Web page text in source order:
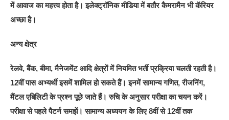
में आवाज का महत्त्व होता है। इलेक्ट्रॉनिक मीडिया में बतौर कैमरामैन भी कॅरियर
अच्छा है।
अन्य क्षेत्र
रेलवे, बैंक, बीमा, मैनेजमेंट आदि क्षेत्रों में नियमित भर्ती प्रक्रिया चलती रहती है।
12वीं पास अभ्यर्थी इसमें शामिल हो सकते हैं। इनमें सामान्य गणित, रीजनिंग,
मैंटल एबिलिटी के प्रश्न पूछे जाते हैं। रुचि के अनुसार परीक्षा का चयन करें।
परीक्षा से पहले पैटर्न समझें। सामान्य अध्ययन के लिए 8वीं से 12वीं तक